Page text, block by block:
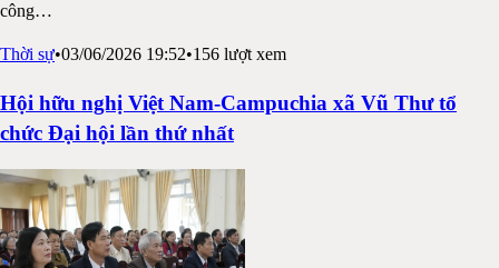
công…
Thời sự•03/06/2026 19:52•156 lượt xem
Hội hữu nghị Việt Nam-Campuchia xã Vũ Thư tổ
chức Đại hội lần thứ nhất